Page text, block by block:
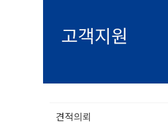
고객지원
견적의뢰